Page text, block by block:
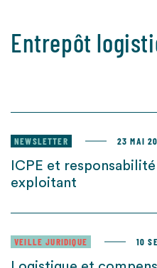
Entrepôt
NEWSLETTER 23 MAI
ICPE et
exploitant
VEILLE JURIDIQUE 10